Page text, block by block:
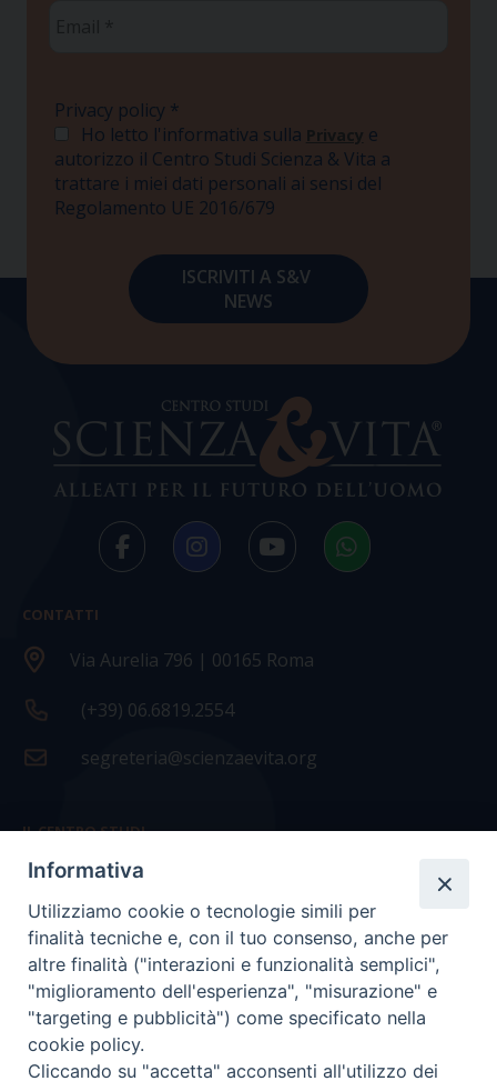
Privacy policy *
Ho letto l'informativa sulla Privacy e
autorizzo il Centro Studi Scienza & Vita a
trattare i miei dati personali ai sensi del
Regolamento UE 2016/679
CONTATTI
Via Aurelia 796 | 00165 Roma
(+39) 06.6819.2554
segreteria@scienzaevita.org
IL CENTRO STUDI
La nostra storia
Statuto
Presidenza e ufficio presidenza
Consiglio scientifico
Coordinamento nazionale
Informativa
Utilizziamo cookie o tecnologie simili per
finalità tecniche e, con il tuo consenso, anche per
altre finalità ("interazioni e funzionalità semplici",
"miglioramento dell'esperienza", "misurazione" e
"targeting e pubblicità") come specificato nella
cookie policy.
Cliccando su "accetta" acconsenti all'utilizzo dei